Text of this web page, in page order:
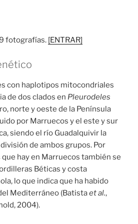
fotografías. [ENTRAR]
con haplotipos mitocondriales
de dos clados en Pleurodeles
norte y oeste de la Península
por Marruecos y el este y sur
siendo el río Guadalquivir la
de ambos grupos. Por
hay en Marruecos también se
Béticas y costa
lo que indica que ha habido
Mediterráneo (Batistaet al.,
2004).